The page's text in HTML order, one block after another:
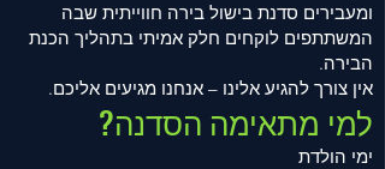
ומעבירים סדנת בישול בירה חווייתית שבה
המשתתפים לוקחים חלק אמיתי בתהליך הכנת
הבירה.
אין צורך להגיע אלינו – אנחנו מגיעים אליכם.
למי מתאימה הסדנה?
ימי הולדת